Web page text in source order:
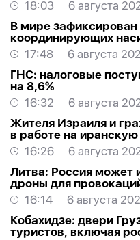
18:03
6 августа
В мире зафиксирован
координирующих
17:48
6 августа
ГНС: налоговые
на 8,6%
16:32
6 августа
Жителя Израиля и
в работе на
16:26
6 августа
Литва: Россия может
дроны для
16:14
6 августа
Кобахидзе: двери
туристов, включая